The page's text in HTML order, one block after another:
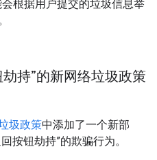
会根据用户提交的垃圾信息举
持”的新网络垃圾政策
圾政策中添加了一个新部
按钮劫持”的欺骗行为。